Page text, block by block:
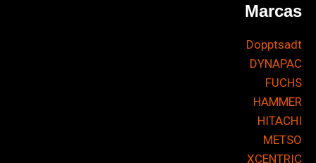
Marcas
Dopptsadt
DYNAPAC
FUCHS
HAMMER
HITACHI
METSO
XCENTRIC